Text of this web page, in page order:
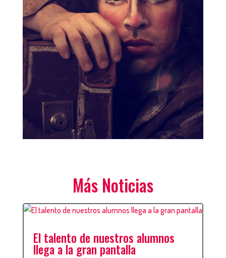
Más Noticias
El talento de nuestros alumnos
llega a la gran pantalla